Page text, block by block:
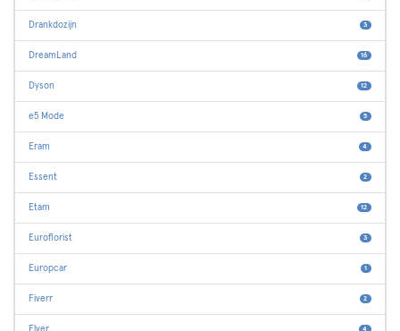
Drankdozijn 3
DreamLand 16
Dyson 12
e5 Mode 5
Eram 4
Essent 2
Etam 12
Euroflorist 3
Europcar 1
Fiverr 2
Flyer 4